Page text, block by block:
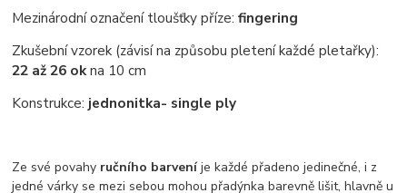
Mezinárodní označení tloušťky příze:fingering
Zkušební vzorek (závisí na způsobu pletení každé pletařky):
22 až 26 okna 10 cm
Konstrukce: jednonitka- single ply
Ze své povahy ručního barveníje každé přadeno jedinečné, i z
jedné várky se mezi sebou mohou přadýnka barevně lišit, hlavně u